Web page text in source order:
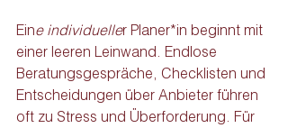
Eine individueller Planer*in beginnt mit
einer leeren Leinwand. Endlose
Beratungsgespräche, Checklisten und
Entscheidungen über Anbieter führen
oft zu Stress und Überforderung. Für